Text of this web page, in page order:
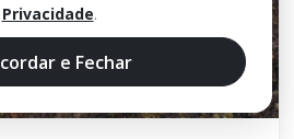
Privacidade.
e Fechar